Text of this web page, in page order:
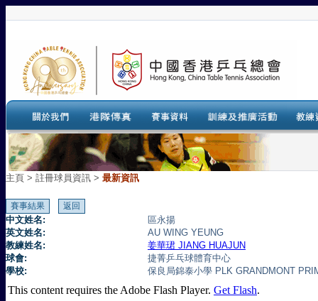
主頁 > 註冊球員資訊 > 最新資訊
中文姓名:
區永揚
英文姓名:
AU WING YEUNG
教練姓名:
姜華珺 JIANG HUAJUN
球會:
捷菁乒乓球體育中心
學校:
保良局錦泰小學 PLK GRANDMONT
This content requires the Adobe Flash Player. Get Flash.